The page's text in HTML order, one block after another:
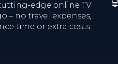
edge online TV
– no travel expenses,
time or extra costs.